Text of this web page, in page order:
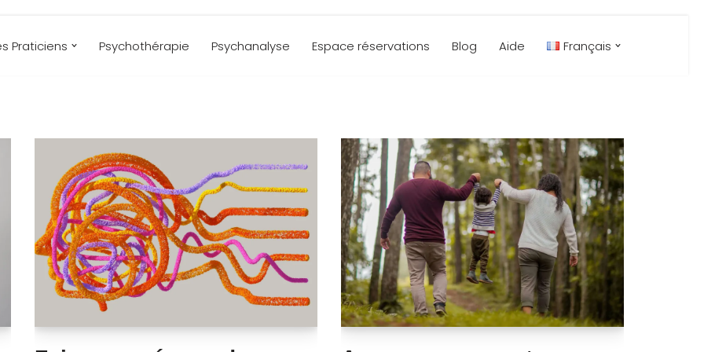
Praticiens Psychothérapie Psychanalyse Espace réservations Blog Aide Français